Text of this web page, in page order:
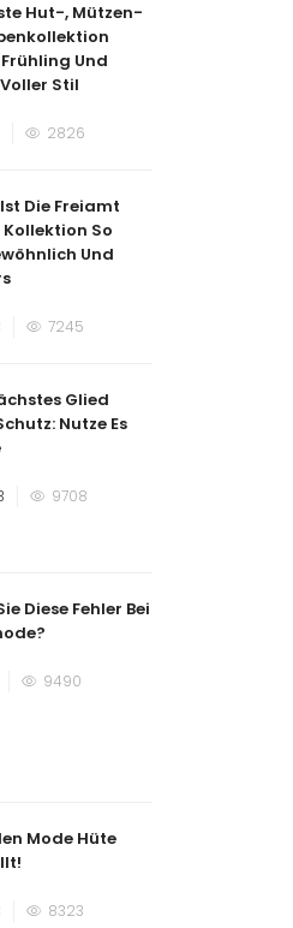
Hut-, Mützen-
Frühling Und
Stil
2826
Die Freiamt
So
Und
7245
Glied
Nutze Es
9708
Diese Fehler Bei
9490
Mode Hüte
8323